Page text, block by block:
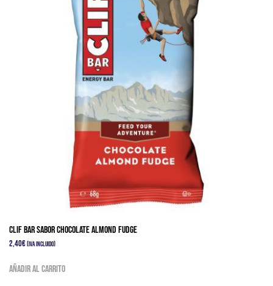
Clif bar sabor Chocolate Almond Fudge
2,40€(IVA Incluido)
Añadir al carrito